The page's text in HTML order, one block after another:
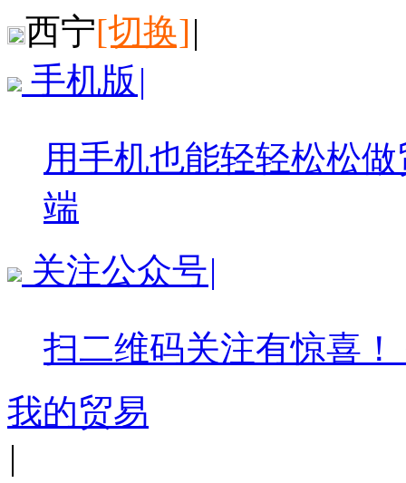
西宁[切换]|
手机版 |
用手机也能轻轻松松
端
关注公众号|
扫二维码关注有惊喜！
我的贸易
|